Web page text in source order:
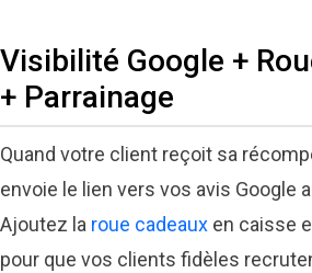
Visibilité Google +
+ Parrainage
Quand votre client reçoit sa
envoie le lien vers vos avis Google
Ajoutez la roue cadeaux en caisse
pour que vos clients fidèles